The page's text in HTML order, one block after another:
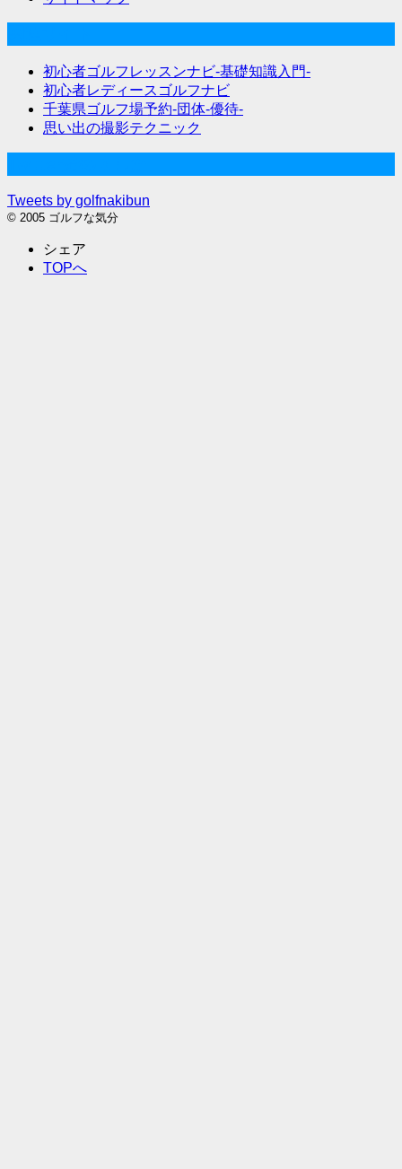
初心者ゴルフレッスンナビ-基礎知識入門-
初心者レディースゴルフナビ
千葉県ゴルフ場予約-団体-優待-
思い出の撮影テクニック
Tweets by golfnakibun
© 2005 ゴルフな気分
シェア
TOPへ